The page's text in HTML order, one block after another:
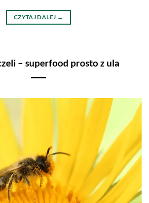
CZYTAJ DALEJ →
– superfood prosto z ula